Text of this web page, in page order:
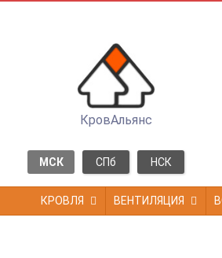
КровАльянс
МСК СПб НСК
КРОВЛЯ ВЕНТИЛЯЦИЯ